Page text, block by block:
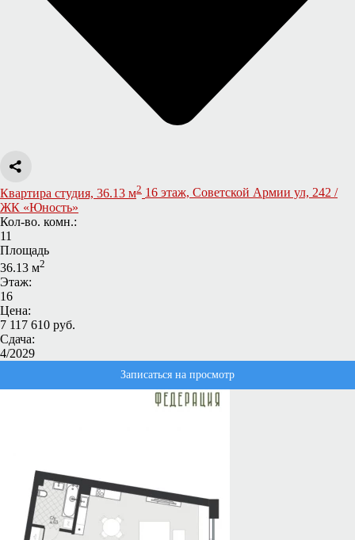
Квартира студия, 36.13 м2 16 этаж, Советской Армии ул, 242 /
ЖК «Юность»
Кол-во. комн.:
11
Площадь
36.13 м2
Этаж:
16
Цена:
7 117 610 руб.
Сдача:
4/2029
Записаться на просмотр